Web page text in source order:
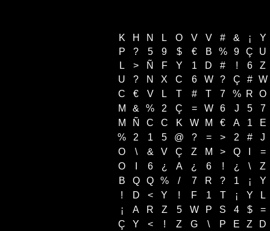
K H N L O V V # & ¡
Y
P
? 5 9 $ € B % 9 Ç
U
L
> Ñ F Y 1 D # ! 6
Z
U
? N X C 6 W ? Ç #
W
C
€ V L T # T 7 % R
O
M
& % 2 Ç = W 6 J 5
7
M
Ñ C C K W M € A 1
E
%
2 1 5 @ ? = > 2 #
J
O
\ & V Ç Z M > Q
=
O
6 ¿ A ¿ 6 ! ¿ \
Z
B
Q Q % / 7 R ? 1 ¡
Y
!
D < Y ! F 1 T ¡ Y
L
¡
A R Z 5 W P S 4 $
=
Ç
Y < ! Z G \ P E Z
D